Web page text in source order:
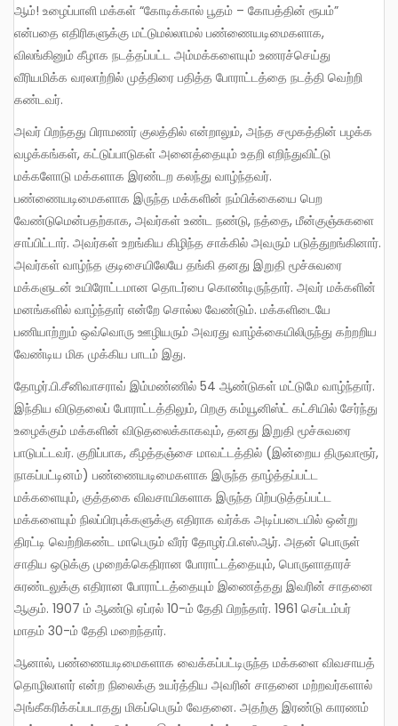
ஆம்! உழைப்பாளி மக்கள் “கோடிக்கால் பூதம் – கோபத்தின் ரூபம்”
என்பதை எதிரிகளுக்கு மட்டுமல்லாமல் பண்ணையடிமைகளாக,
விலங்கினும் கீழாக நடத்தப்பட்ட அம்மக்களையும் உணரச்செய்து
வீரியமிக்க வரலாற்றில் முத்திரை பதித்த போராட்டத்தை நடத்தி வெற்றி
கண்டவர்.
அவர் பிறந்தது பிராமணர் குலத்தில் என்றாலும், அந்த சமூகத்தின் பழக்க
வழக்கங்கள், கட்டுப்பாடுகள் அனைத்தையும் உதறி எறிந்துவிட்டு
மக்களோடு மக்களாக இரண்டற கலந்து வாழ்ந்தவர்.
பண்ணையடிமைகளாக இருந்த மக்களின் நம்பிக்கையை பெற
வேண்டுமென்பதற்காக, அவர்கள் உண்ட நண்டு, நத்தை, மீன்குஞ்சுகளை
சாப்பிட்டார். அவர்கள் உறங்கிய கிழிந்த சாக்கில் அவரும் படுத்துறங்கினார்.
அவர்கள் வாழ்ந்த குடிசையிலேயே தங்கி தனது இறுதி மூச்சுவரை
மக்களுடன் உயிரோட்டமான தொடர்பை கொண்டிருந்தார். அவர் மக்களின்
மனங்களில் வாழ்ந்தார் என்றே சொல்ல வேண்டும். மக்களிடையே
பணியாற்றும் ஒவ்வொரு ஊழியரும் அவரது வாழ்க்கையிலிருந்து கற்றறிய
வேண்டிய மிக முக்கிய பாடம் இது.
தோழர்.பி.சீனிவாசராவ் இம்மண்ணில் 54 ஆண்டுகள் மட்டுமே வாழ்ந்தார்.
இந்திய விடுதலைப் போராட்டத்திலும், பிறகு கம்யூனிஸ்ட் கட்சியில் சேர்ந்து
உழைக்கும் மக்களின் விடுதலைக்காகவும், தனது இறுதி மூச்சுவரை
பாடுபட்டவர். குறிப்பாக, கீழத்தஞ்சை மாவட்டத்தில் (இன்றைய திருவாரூர்,
நாகப்பட்டினம்) பண்ணையடிமைகளாக இருந்த தாழ்த்தப்பட்ட
மக்களையும், குத்தகை விவசாயிகளாக இருந்த பிற்படுத்தப்பட்ட
மக்களையும் நிலப்பிரபுக்களுக்கு எதிராக வர்க்க அடிப்படையில் ஒன்று
திரட்டி வெற்றிகண்ட மாபெரும் வீரர் தோழர்.பி.எஸ்.ஆர். அதன் பொருள்
சாதிய ஒடுக்கு முறைக்கெதிரான போராட்டத்தையும், பொருளாதாரச்
சுரண்டலுக்கு எதிரான போராட்டத்தையும் இணைத்தது இவரின் சாதனை
ஆகும். 1907 ம் ஆண்டு ஏப்ரல் 10-ம் தேதி பிறந்தார். 1961 செப்டம்பர்
மாதம் 30-ம் தேதி மறைந்தார்.
ஆனால், பண்ணையடிமைகளாக வைக்கப்பட்டிருந்த மக்களை விவசாயத்
தொழிலாளர் என்ற நிலைக்கு உயர்த்திய அவரின் சாதனை மற்றவர்களால்
அங்கீகரிக்கப்படாதது மிகப்பெரும் வேதனை. அதற்கு இரண்டு காரணம்